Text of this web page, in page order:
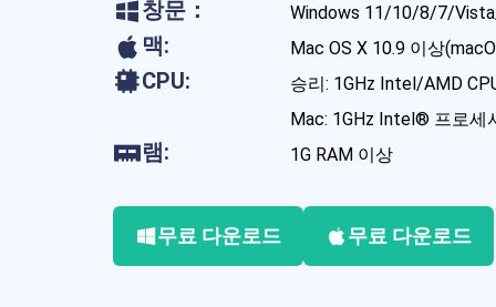
창문： Windows 11/10/8/7/
맥: Mac OS X 10.9 이상
CPU:
승리: 1GHz Intel/AMD
Mac: 1GHz Intel® 프로세
램: 1G RAM 이상
무료 다운로드 무료 다운로드